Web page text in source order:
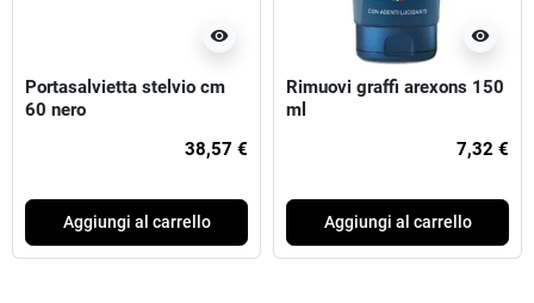
visibility
Portasalvietta stelvio cm
60 nero
38,57 €
Aggiungi al carrello
visibility
Rimuovi graffi arexons 150
ml
7,32 €
Aggiungi al carrello